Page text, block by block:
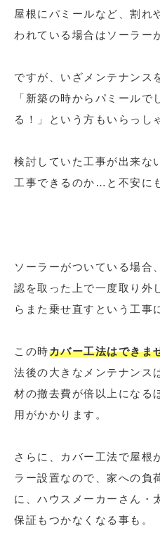
屋根にパミールなど、割れ
われている場合はソーラー
ですが、いざメンテナンス
「新築の時からパミールで
る！」という方もいらっし
検討していた工事が出来な
工事できるのか…と不安に
ソーラーがついている場合
認を取った上で一度取り外
らまた乗せ直すという工事
この時カバー工法はできま
法後の大きなメンテナンス
材の撤去費が倍以上になる
用がかかります。
さらに、カバー工法で屋根
ラー設置なので、家への負
に、ハウスメーカーさん・
保証もつかなくなる事も。